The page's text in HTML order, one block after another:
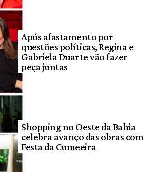
Após afastamento por
questões políticas, Regina e
Gabriela Duarte vão fazer
peça juntas
Shopping no Oeste da Bahia
celebra avanço das obras com
Festa da Cumeeira